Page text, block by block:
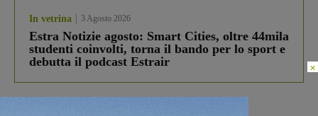
In vetrina 3 Agosto 2026
Estra Notizie agosto: Smart Cities, oltre 44mila
studenti coinvolti, torna il bando per lo sport e
debutta il podcast Estrair
×